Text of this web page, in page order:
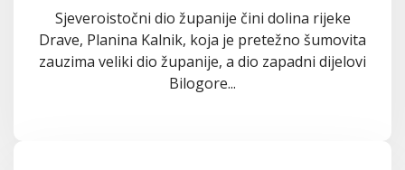
Sjeveroistočni dio županije čini dolina rijeke
Drave, Planina Kalnik, koja je pretežno šumovita
zauzima veliki dio županije, a dio zapadni dijelovi
Bilogore...